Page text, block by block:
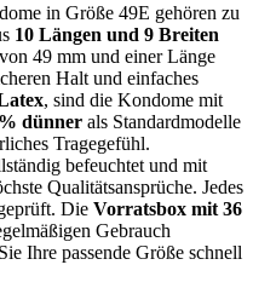
in Größe 49E gehören zu
10 Längen und 9 Breiten
49 mm und einer Länge
Halt und einfaches
, sind die Kondome mit
dünner als Standardmodelle
Tragegefühl.
befeuchtet und mit
Qualitätsansprüche. Jedes
Die Vorratsbox mit 36
Gebrauch
Ihre passende Größe schnell